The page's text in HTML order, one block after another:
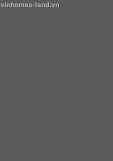
vinhomes-land.vn